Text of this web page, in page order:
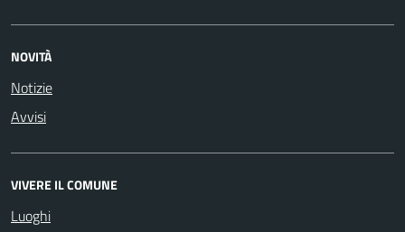
NOVITÀ
Notizie
Avvisi
VIVERE IL COMUNE
Luoghi